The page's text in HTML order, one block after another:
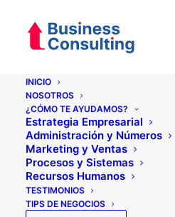
INICIO
NOSOTROS
¿CÓMO TE AYUDAMOS?
Estrategia Empresarial
Administración y Números
Marketing y Ventas
Procesos y Sistemas
Recursos Humanos
TESTIMONIOS
TIPS DE NEGOCIOS
Categorías
Testimonios(5)
Tips de Negocios
Administración y Números